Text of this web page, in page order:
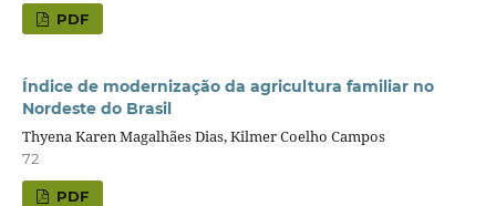
PDF
Índice de modernização da agricultura familiar no
Nordeste do Brasil
Thyena Karen Magalhães Dias, Kilmer Coelho Campos
72
PDF